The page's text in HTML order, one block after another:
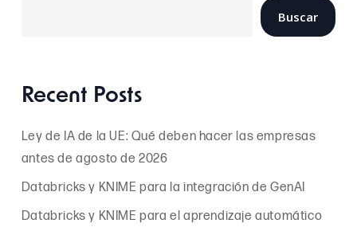
Buscar
Recent Posts
Ley de IA de la UE: Qué deben hacer las empresas
antes de agosto de 2026
Databricks y KNIME para la integración de GenAI
Databricks y KNIME para el aprendizaje automático